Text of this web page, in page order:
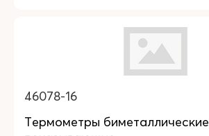
46078-16
Термометры биметаллические